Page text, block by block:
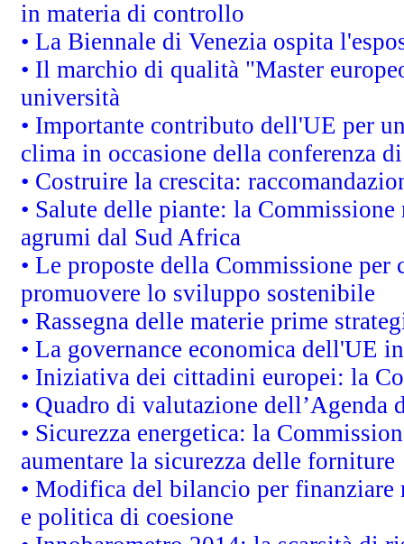
in materia di controllo
• La Biennale di Venezia ospita
• Il marchio di qualità "Master
università
• Importante contributo dell'UE per
clima in occasione della conferenza
• Costruire la crescita:
• Salute delle piante: la
agrumi dal Sud Africa
• Le proposte della Commissione
promuovere lo sviluppo sostenibile
• Rassegna delle materie prime
• La governance economica dell'UE
• Iniziativa dei cittadini europei: la
• Quadro di valutazione
• Sicurezza energetica: la
aumentare la sicurezza delle forniture
• Modifica del bilancio per finanziare
e politica di coesione